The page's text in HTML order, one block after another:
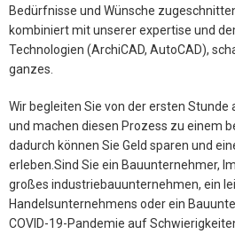
Bedürfnisse und Wünsche
kombiniert mit unserer expertise und
Technologien (ArchiCAD, AutoCAD),
ganzes.
Wir begleiten Sie von der ersten Stunde
und machen diesen Prozess zu einem
dadurch können Sie Geld sparen und
erleben.Sind Sie ein Bauunternehmer,
großes industriebauunternehmen, ein
Handelsunternehmens oder ein
COVID-19-Pandemie auf